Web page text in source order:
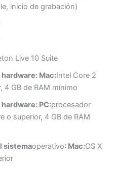
inicio de grabación)
Live 10 Suite
Mac:Intel Core 2
4 GB de RAM mínimo
PC:procesador
o superior, 4 GB de RAM
sistemaoperativo: Mac:OS X